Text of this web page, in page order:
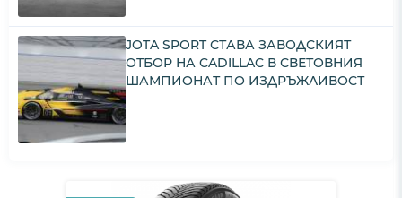
JOTA SPORT СТАВА ЗАВОДСКИЯТ
ОТБОР НА CADILLAC В СВЕТОВНИЯ
ШАМПИОНАТ ПО ИЗДРЪЖЛИВОСТ